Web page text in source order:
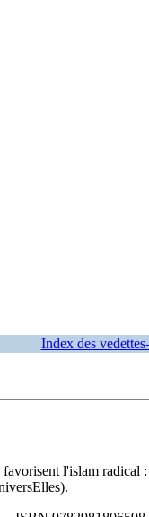
Index des
l'islam radical :